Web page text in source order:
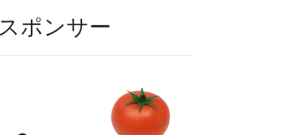
スポンサー